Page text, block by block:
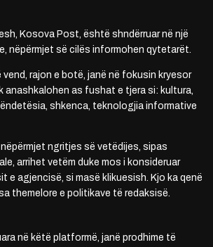
Kosova Post, është shndërruar në një
nëpërmjet së cilës informohen qytetarët.
rajon e botë, janë në fokusin kryesor
anashkalohen as fushat e tjera si: kultura,
shkenca, teknologjia informative
nëpërmjet ngritjes së vetëdijes, sipas
arrihet vetëm duke mos i konsideruar
e agjencisë, si masë klikuesish. Kjo ka qenë
themelore e politikave të redaksisë.
në këtë platformë, janë prodhime të